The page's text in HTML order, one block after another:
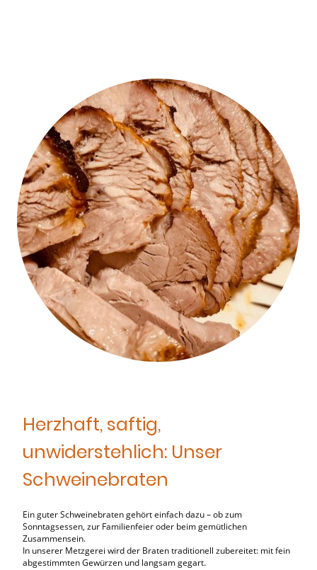
Herzhaft, saftig,
unwiderstehlich: Unser
Schweinebraten
Ein guter Schweinebraten gehört einfach dazu – ob zum
Sonntagsessen, zur Familienfeier oder beim gemütlichen
Zusammensein.
In unserer Metzgerei wird der Braten traditionell zubereitet: mit fein
abgestimmten Gewürzen und langsam gegart.